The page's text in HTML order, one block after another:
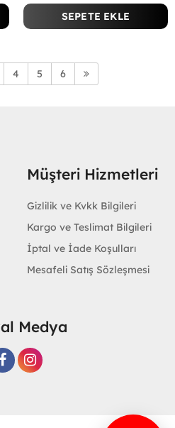
SEPETE EKLE
4 5 6
Müşteri Hizmetleri
Gizlilik ve Kvkk Bilgileri
Kargo ve Teslimat Bilgileri
İptal ve İade Koşulları
Mesafeli Satış Sözleşmesi
Medya